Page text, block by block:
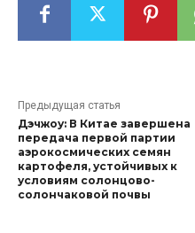
Предыдущая статья
Дэчжоу: В Китае завершена
передача первой партии
аэрокосмических семян
картофеля, устойчивых к
условиям солонцово-
солончаковой почвы